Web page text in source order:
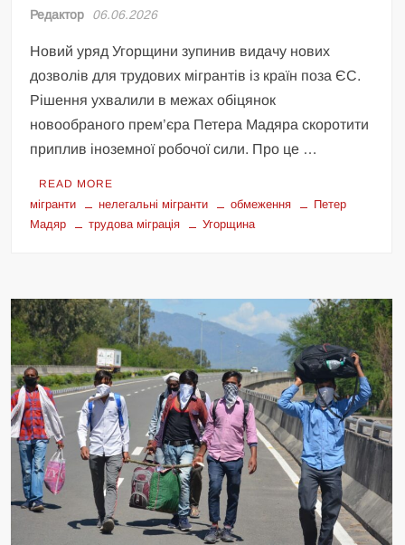
Редактор 06.06.2026
Новий уряд Угорщини зупинив видачу нових
дозволів для трудових мігрантів із країн поза ЄС.
Рішення ухвалили в межах обіцянок
новообраного прем’єра Петера Мадяра скоротити
приплив іноземної робочої сили. Про це …
READ MORE
мігранти нелегальні мігранти обмеження
Петер
Мадяр
трудова міграція Угорщина